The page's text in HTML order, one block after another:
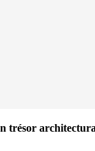
trésor